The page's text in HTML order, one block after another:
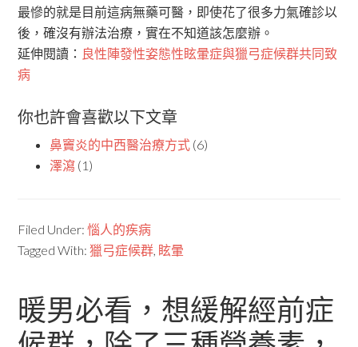
最慘的就是目前這病無藥可醫，即使花了很多力氣確診以
後，確沒有辦法治療，實在不知道該怎麼辦。
延伸閱讀： 良性陣發性姿態性眩暈症與獵弓症候群共同致
病
你也許會喜歡以下文章
鼻竇炎的中西醫治療方式 (6)
澤瀉 (1)
Filed Under:惱人的疾病
Tagged With:獵弓症候群, 眩暈
暖男必看，想緩解經前症